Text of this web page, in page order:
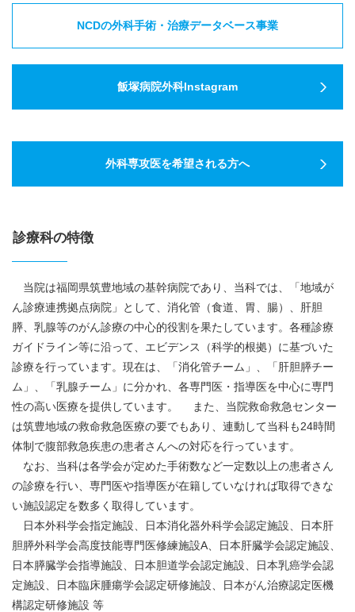
NCDの外科手術・治療データベース事業
飯塚病院外科Instagram
外科専攻医を希望される方へ
診療科の特徴
当院は福岡県筑豊地域の基幹病院であり、当科では、「地域が
ん診療連携拠点病院」として、消化管（食道、胃、腸）、肝胆
膵、乳腺等のがん診療の中心的役割を果たしています。各種診療
ガイドライン等に沿って、エビデンス（科学的根拠）に基づいた
診療を行っています。現在は、「消化管チーム」、「肝胆膵チー
ム」、「乳腺チーム」に分かれ、各専門医・指導医を中心に専門
性の高い医療を提供しています。
また、当院救命救急センター
は筑豊地域の救命救急医療の要でもあり、連動して当科も24時間
体制で腹部救急疾患の患者さんへの対応を行っています。
なお、当科は各学会が定めた手術数など一定数以上の患者さん
の診療を行い、専門医や指導医が在籍していなければ取得できな
い施設認定を数多く取得しています。
日本外科学会指定施設、日本消化器外科学会認定施設、日本肝
胆膵外科学会高度技能専門医修練施設A、日本肝臓学会認定施設、
日本膵臓学会指導施設、日本胆道学会認定施設、日本乳癌学会認
定施設、日本臨床腫瘍学会認定研修施設、日本がん治療認定医機
構認定研修施設 等